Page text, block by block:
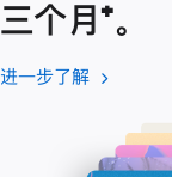
三个月脚
注
⁺。
进一步了解 进
了
(在
口